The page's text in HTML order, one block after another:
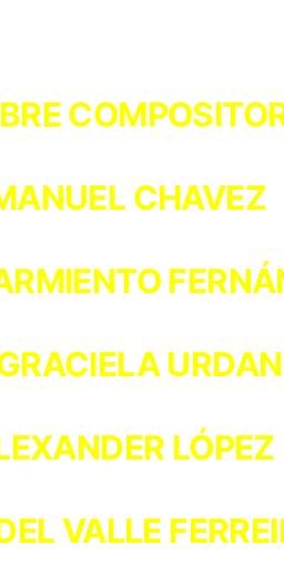
CHAVEZ
LÓPEZ
VALLE